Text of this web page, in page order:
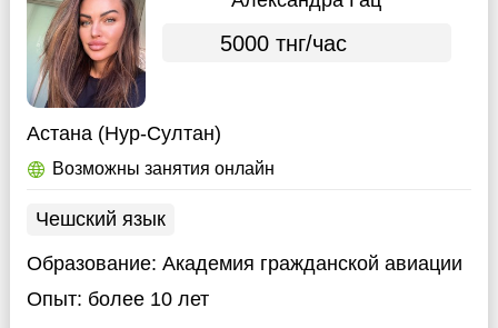
5000 тнг/час
Астана (Нур-Султан)
Возможны занятия онлайн
Чешский язык
Образование: Академия гражданской авиации
Опыт: более 10 лет